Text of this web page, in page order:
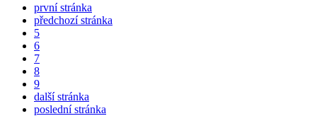
první stránka
předchozí stránka
5
6
7
8
9
další stránka
poslední stránka